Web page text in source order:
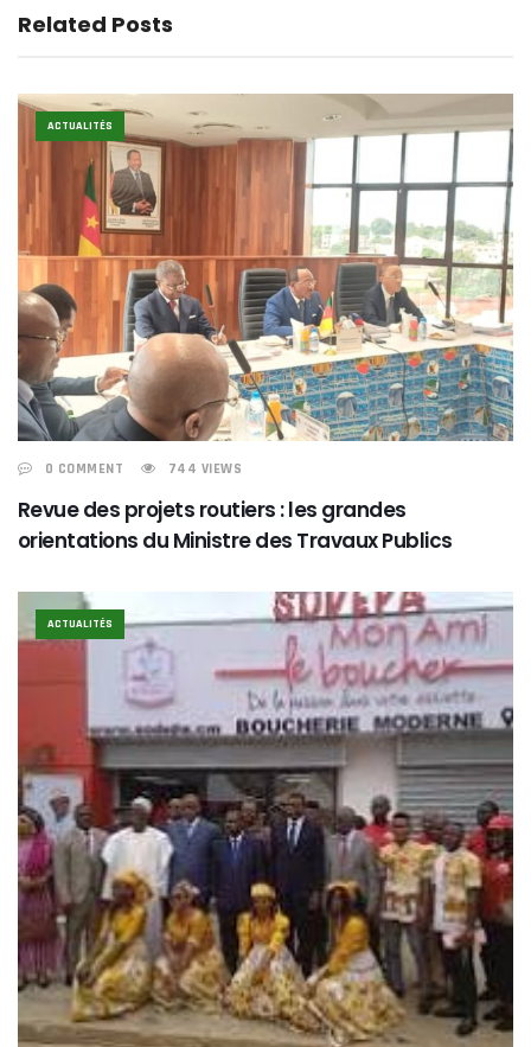
Related Posts
ACTUALITÉS
0 COMMENT 744 VIEWS
Revue des projets routiers : les grandes
orientations du Ministre des Travaux Publics
ACTUALITÉS